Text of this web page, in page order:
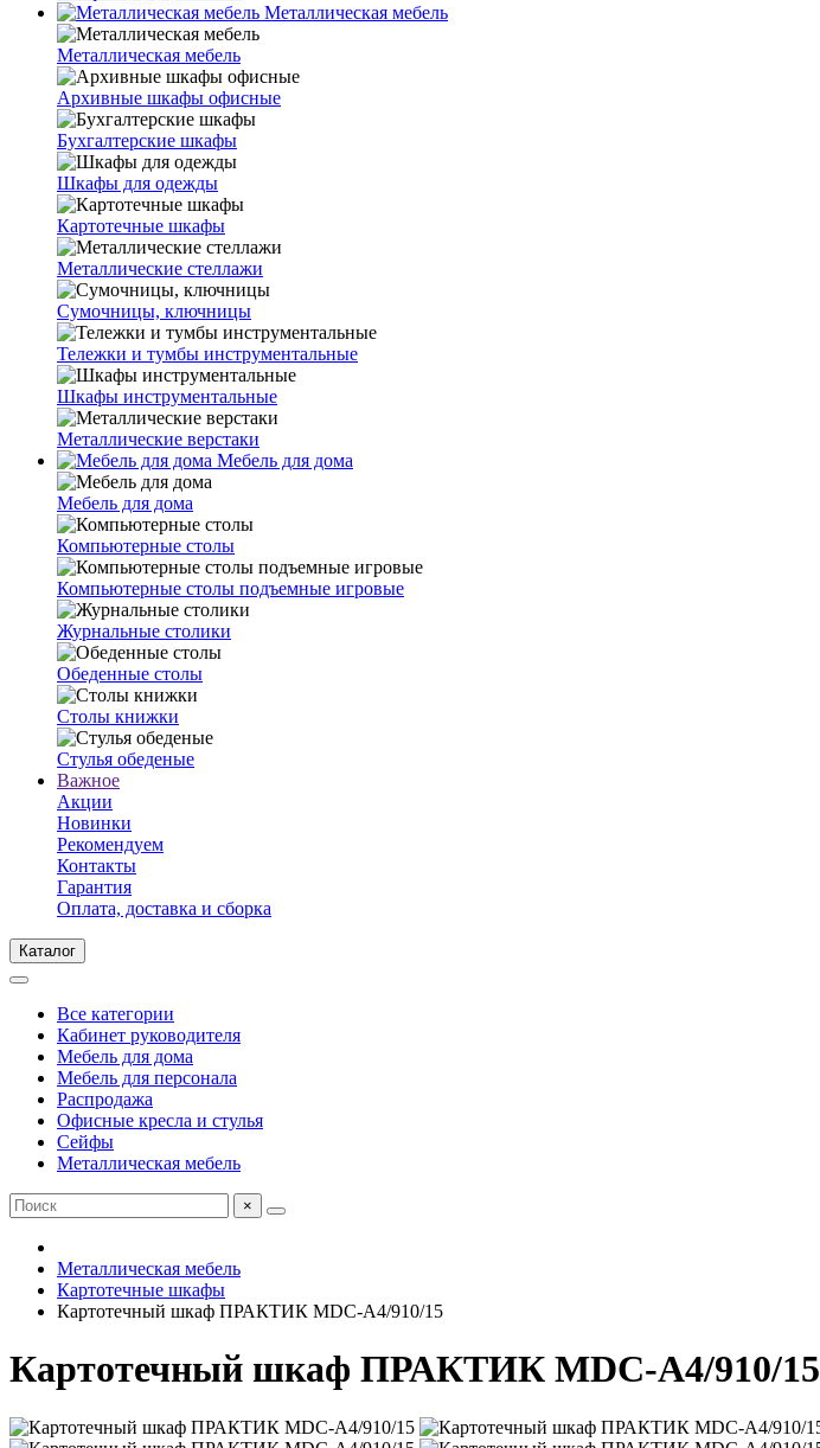
Металлическая мебель
Металлическая мебель
Архивные шкафы офисные
Бухгалтерские шкафы
Шкафы для одежды
Картотечные шкафы
Металлические стеллажи
Сумочницы, ключницы
Тележки и тумбы инструментальные
Шкафы инструментальные
Металлические верстаки
Мебель для дома
Мебель для дома
Компьютерные столы
Компьютерные столы подъемные игровые
Журнальные столики
Обеденные столы
Столы книжки
Стулья обеденые
Важное
Акции
Новинки
Рекомендуем
Контакты
Гарантия
Оплата, доставка и сборка
Каталог
Все категории
Кабинет руководителя
Мебель для дома
Мебель для персонала
Распродажа
Офисные кресла и стулья
Сейфы
Металлическая мебель
×
Металлическая мебель
Картотечные шкафы
Картотечный шкаф ПРАКТИК MDC-A4/910/15
Картотечный шкаф ПРАКТИК MDC-A4/910/15